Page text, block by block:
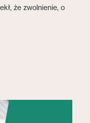
że zwolnienie, o